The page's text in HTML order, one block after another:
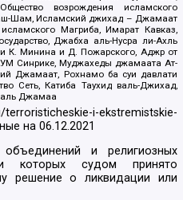
возрождения исламского
Шам, Исламский джихад – Джамаат
Магриба, Имарат Кавказ,
Джабха аль-Нусра ли-Ахль
К. Минина и Д. Пожарского, Аджр от
Синрике, Муджахеды джамаата Ат-
Джамаат, Рохнамо ба суи давлати
Сеть, Катиба Таухид валь-Джихад,
Джамаа
terroristicheskie-i-ekstremistskie-
на06.12.2021
и религиозных
которых судом принято
решение о ликвидации или